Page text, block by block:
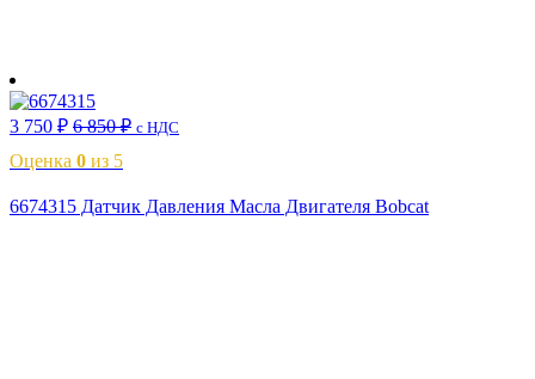
3 750 ₽ 6 850₽ с НДС
Оценка 0 из 5
6674315 Датчик Давления Масла Двигателя Bobcat